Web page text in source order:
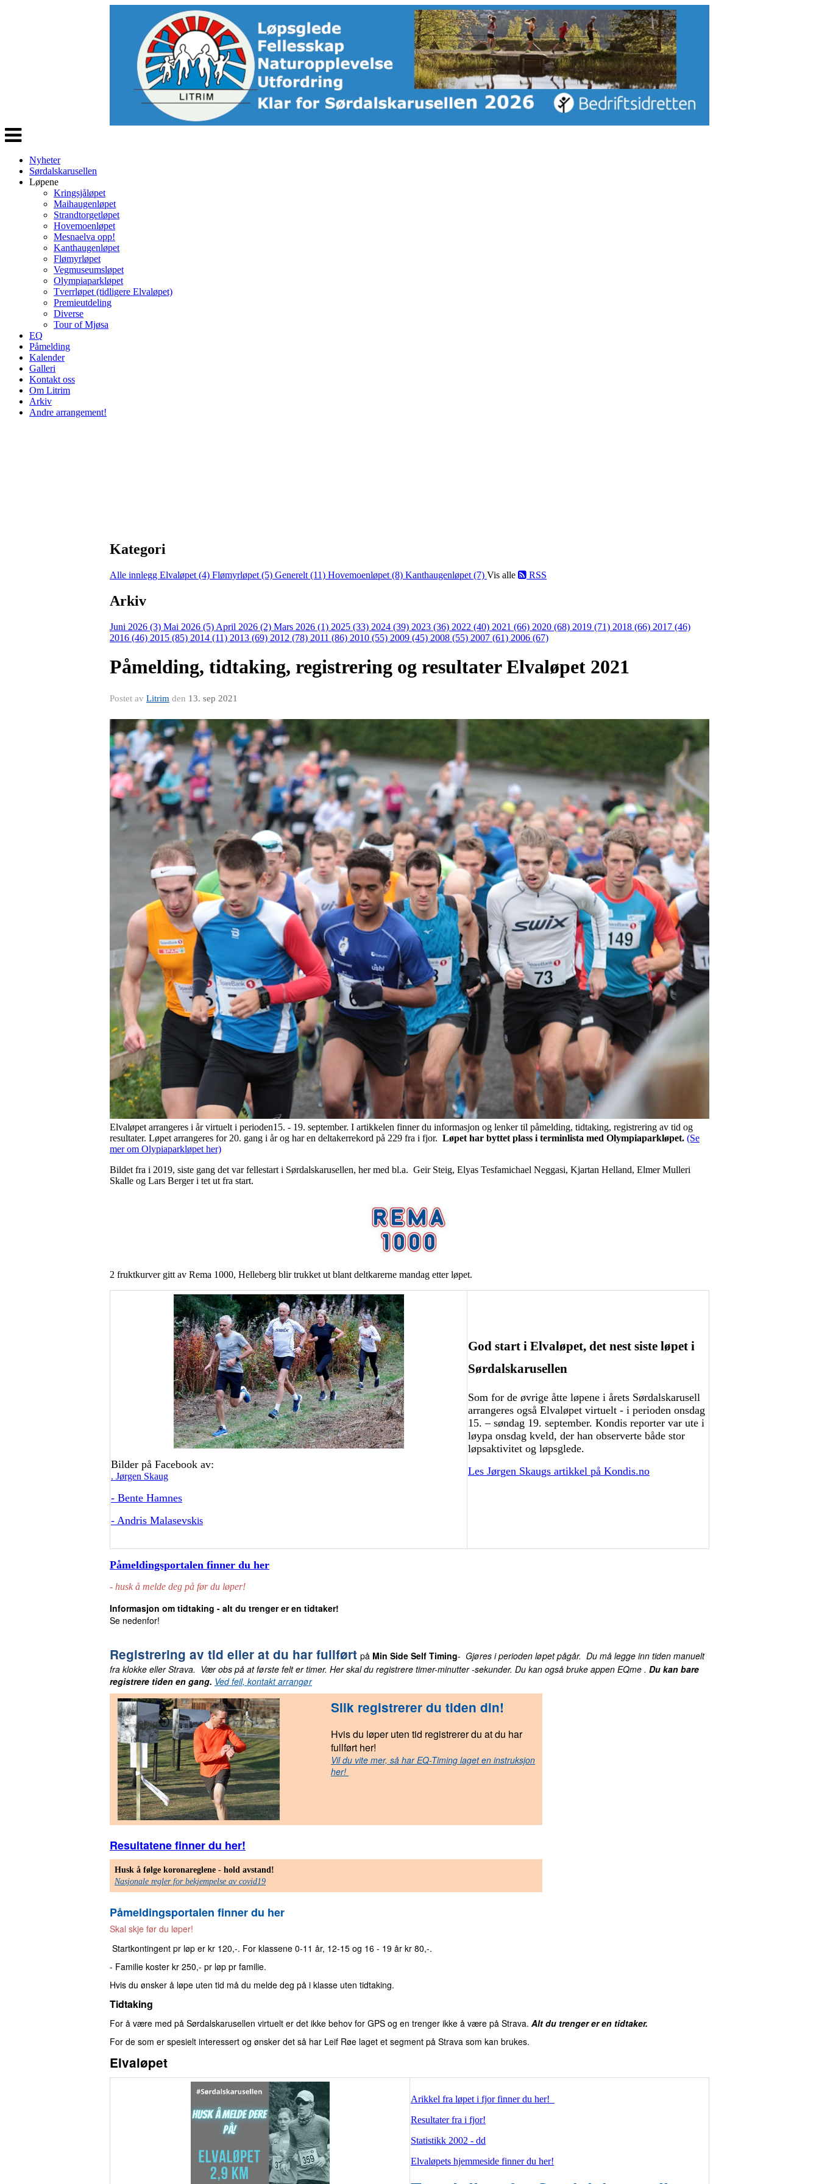
Veksle
navigasjon
Nyheter
Sørdalskarusellen
Løpene
Kringsjåløpet
Maihaugenløpet
Strandtorgetløpet
Hovemoenløpet
Mesnaelva opp!
Kanthaugenløpet
Flømyrløpet
Vegmuseumsløpet
Olympiaparkløpet
Tverrløpet (tidligere Elvaløpet)
Premieutdeling
Diverse
Tour of Mjøsa
EQ
Påmelding
Kalender
Galleri
Kontakt oss
Om Litrim
Arkiv
Andre arrangement!
Kategori
Alle innlegg Elvaløpet (4) Flømyrløpet (5) Generelt (11) Hovemoenløpet (8) Kanthaugenløpet (7) Vis alle RSS
Arkiv
Juni 2026 (3) Mai 2026 (5) April 2026 (2) Mars 2026 (1) 2025 (33) 2024 (39) 2023 (36) 2022 (40) 2021 (66) 2020 (68) 2019 (71) 2018 (66) 2017 (46)
2016 (46) 2015 (85) 2014 (11) 2013 (69) 2012 (78) 2011 (86) 2010 (55) 2009 (45) 2008 (55) 2007 (61) 2006 (67)
Påmelding, tidtaking, registrering og resultater Elvaløpet 2021
Postet av Litrim den 13. sep 2021
Elvaløpet arrangeres i år virtuelt i perioden15. - 19. september. I artikkelen finner du informasjon og lenker til påmelding, tidtaking, registrering av tid og
resultater. Løpet arrangeres for 20. gang i år og har en deltakerrekord på 229 fra i fjor. Løpet har byttet plass i terminlista med Olympiaparkløpet. (Se
mer om Olypiaparkløpet her)
Bildet fra i 2019, siste gang det var fellestart i Sørdalskarusellen, her med bl.a. Geir Steig, Elyas Tesfamichael Neggasi, Kjartan Helland, Elmer Mulleri
Skalle og Lars Berger i tet ut fra start.
2 fruktkurver gitt av Rema 1000, Helleberg blir trukket ut blant deltkarerne mandag etter løpet.
Bilder på Facebook av:
. Jørgen Skaug
- Bente Hamnes
- Andris Malasevskis
God start i Elvaløpet, det nest siste løpet i
Sørdalskarusellen
Som for de øvrige åtte løpene i årets Sørdalskarusell
arrangeres også Elvaløpet virtuelt - i perioden onsdag
15. – søndag 19. september. Kondis reporter var ute i
løypa onsdag kveld, der han observerte både stor
løpsaktivitet og løpsglede.
Les Jørgen Skaugs artikkel på Kondis.no
Påmeldingsportalen finner du her
- husk å melde deg på før du løper!
Informasjon om tidtaking - alt du trenger er en tidtaker!
Se nedenfor!
Registrering av tid eller at du har fullført på Min Side Self Timing- Gjøres i perioden løpet pågår. Du må legge inn tiden manuelt
fra klokke eller Strava. Vær obs på at første felt er timer. Her skal du registrere timer-minutter -sekunder. Du kan også bruke appen EQme . Du kan bare
registrere tiden en gang. Ved feil, kontakt arrangør
Slik registrerer du tiden din!
Hvis du løper uten tid registrerer du at du har
fullført her!
Vil du vite mer, så har EQ-Timing laget en instruksjon
her!
Resultatene finner du her!
Husk å følge koronareglene - hold avstand!
Nasjonale regler for bekjempelse av covid19
Påmeldingsportalen finner du her
Skal skje før du løper!
Startkontingent pr løp er kr 120,-. For klassene 0-11 år, 12-15 og 16 - 19 år kr 80,-.
- Familie koster kr 250,- pr løp pr familie.
Hvis du ønsker å løpe uten tid må du melde deg på i klasse uten tidtaking.
Tidtaking
For å være med på Sørdalskarusellen virtuelt er det ikke behov for GPS og en trenger ikke å være på Strava. Alt du trenger er en tidtaker.
For de som er spesielt interessert og ønsker det så har Leif Røe laget et segment på Strava som kan brukes.
Elvaløpet
Arikkel fra løpet i fjor finner du her!
Resultater fra i fjor!
Statistikk 2002 - dd
Elvaløpets hjemmeside finner du her!